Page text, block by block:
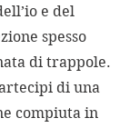
e del
spesso
di trappole.
di una
compiuta in